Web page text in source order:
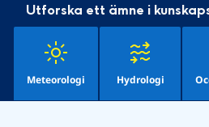
Utforska ett ämne i
Meteorologi Hydrologi